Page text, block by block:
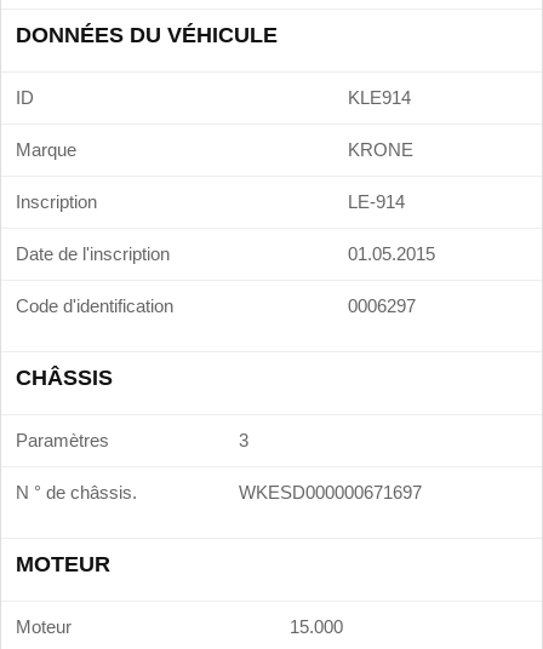
DONNÉES DU VÉHICULE
ID KLE914
Marque KRONE
Inscription LE-914
Date de l'inscription 01.05.2015
Code d'identification 0006297
CHÂSSIS
Paramètres 3
N ° de châssis. WKESD000000671697
MOTEUR
Moteur 15.000